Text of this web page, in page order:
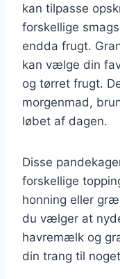
kan tilpasse
forskellige
endda frugt.
kan vælge din
og tørret frugt.
morgenmad,
løbet af dagen.
Disse
forskellige
honning eller
du vælger at
havremælk og
din trang til